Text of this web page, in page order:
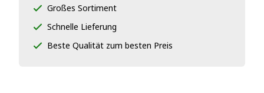
Großes Sortiment
Schnelle Lieferung
Beste Qualität zum besten Preis